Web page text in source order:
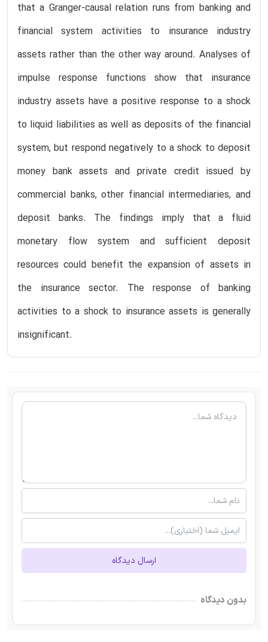
that a Granger-causal relation runs from banking and
financial system activities to insurance industry
assets rather than the other way around. Analyses of
impulse response functions show that insurance
industry assets have a positive response to a shock
to liquid liabilities as well as deposits of the financial
system, but respond negatively to a shock to deposit
money bank assets and private credit issued by
commercial banks, other financial intermediaries, and
deposit banks. The findings imply that a fluid
monetary flow system and sufficient deposit
resources could benefit the expansion of assets in
the insurance sector. The response of banking
activities to a shock to insurance assets is generally
insignificant.
ارسال دیدگاه
بدون دیدگاه